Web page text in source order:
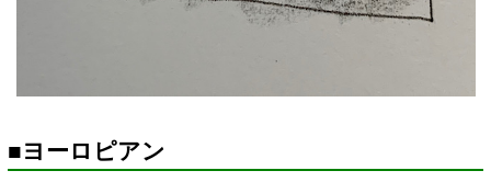
■ヨーロピアン